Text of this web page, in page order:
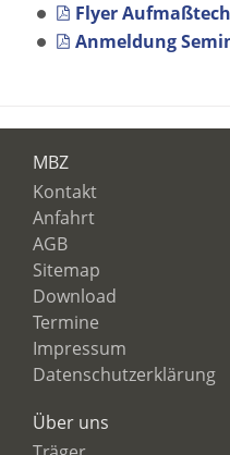
Flyer
Anmeldung
MBZ
Kontakt
Anfahrt
AGB
Sitemap
Download
Termine
Impressum
Datenschutzerklärung
Über uns